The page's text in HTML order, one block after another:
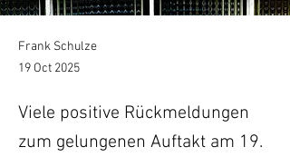
Frank Schulze
19 Oct 2025
Viele positive Rückmeldungen
zum gelungenen Auftakt am 19.